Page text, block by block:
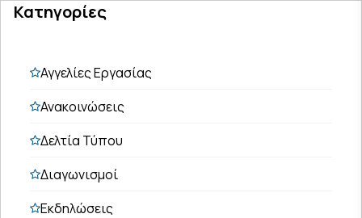
Κατηγορίες
Αγγελίες Εργασίας
Ανακοινώσεις
Δελτία Τύπου
Διαγωνισμοί
Εκδηλώσεις